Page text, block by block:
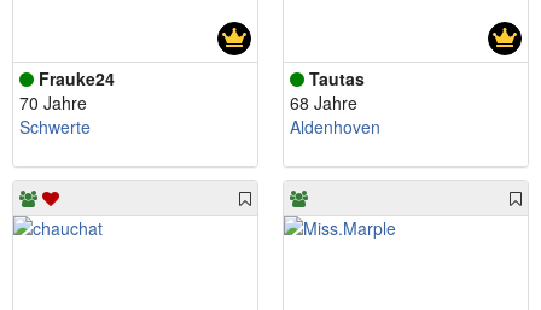
Frauke24
70 Jahre
Schwerte
Tautas
68 Jahre
Aldenhoven